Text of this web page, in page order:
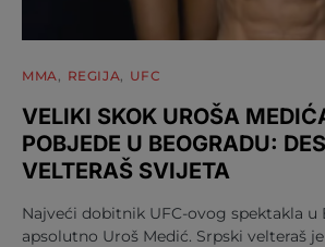
MMA REGIJA UFC
VELIKI SKOK UROŠA
POBJEDE U BEOGRADU:
VELTERAŠ SVIJETA
Najveći dobitnik UFC-ovog spektakla u
apsolutno Uroš Medić. Srpski velteraš